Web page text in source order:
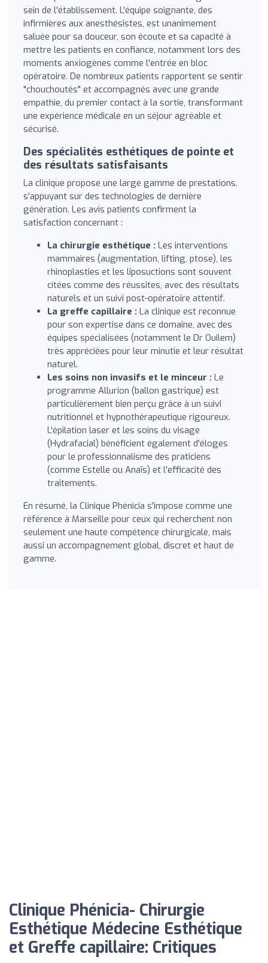
sein de l'établissement. L'équipe soignante, des
infirmières aux anesthésistes, est unanimement
saluée pour sa douceur, son écoute et sa capacité à
mettre les patients en confiance, notamment lors des
moments anxiogènes comme l'entrée en bloc
opératoire. De nombreux patients rapportent se sentir
"chouchoutés" et accompagnés avec une grande
empathie, du premier contact à la sortie, transformant
une expérience médicale en un séjour agréable et
sécurisé.
Des spécialités esthétiques de pointe et
des résultats satisfaisants
La clinique propose une large gamme de prestations,
s'appuyant sur des technologies de dernière
génération. Les avis patients confirment la
satisfaction concernant :
La chirurgie esthétique : Les interventions
mammaires (augmentation, lifting, ptose), les
rhinoplasties et les liposuctions sont souvent
citées comme des réussites, avec des résultats
naturels et un suivi post-opératoire attentif.
La greffe capillaire : La clinique est reconnue
pour son expertise dans ce domaine, avec des
équipes spécialisées (notamment le Dr Ouilem)
très appréciées pour leur minutie et leur résultat
naturel.
Les soins non invasifs et le minceur : Le
programme Allurion (ballon gastrique) est
particulièrement bien perçu grâce à un suivi
nutritionnel et hypnothérapeutique rigoureux.
L'épilation laser et les soins du visage
(Hydrafacial) bénéficient également d'éloges
pour le professionnalisme des praticiens
(comme Estelle ou Anaïs) et l'efficacité des
traitements.
En résumé, la Clinique Phénicia s'impose comme une
référence à Marseille pour ceux qui recherchent non
seulement une haute compétence chirurgicale, mais
aussi un accompagnement global, discret et haut de
gamme.
Clinique Phénicia- Chirurgie
Esthétique Médecine Esthétique
et Greffe capillaire: Critiques